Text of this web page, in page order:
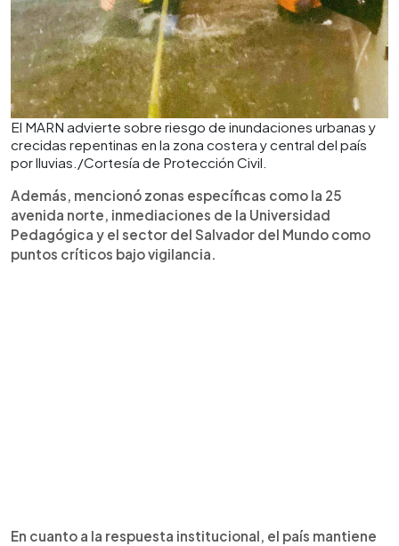
El MARN advierte sobre riesgo de inundaciones urbanas y
crecidas repentinas en la zona costera y central del país
por lluvias./Cortesía de Protección Civil.
Además, mencionó zonas específicas como la 25
avenida norte, inmediaciones de la Universidad
Pedagógica y el sector del Salvador del Mundo como
puntos críticos bajo vigilancia.
En cuanto a la respuesta institucional, el país mantiene